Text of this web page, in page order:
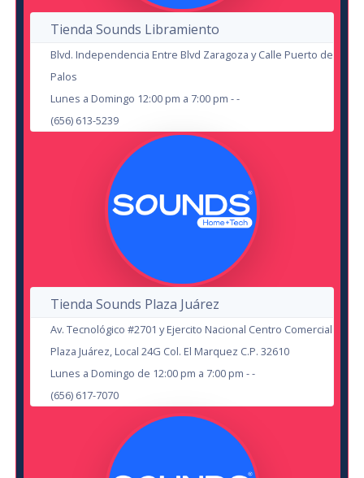
en Cd Juárez
Evolution
15
AUG
Hernan El Potro
24
El Hijo del Sol Naciente
en Cd Juárez
Centro Cultural Paso del Norte
20
Zenon y Sus Amigos
en Cd Juárez
Teatro El Paseo
24
Tienda Sounds Libramiento
Blvd. Independencia Entre Blvd Zaragoza y Calle Puerto de
Palos
Lunes a Domingo 12:00 pm a 7:00 pm - -
(656) 613-5239
Tienda Sounds Plaza Juárez
Av. Tecnológico #2701 y Ejercito Nacional Centro Comercial
Plaza Juárez, Local 24G Col. El Marquez C.P. 32610
Lunes a Domingo de 12:00 pm a 7:00 pm - -
(656) 617-7070